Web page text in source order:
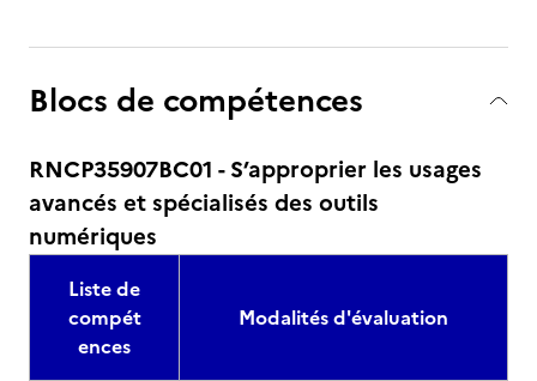
Blocs de compétences
RNCP35907BC01 - S’approprier les usages
avancés et spécialisés des outils
numériques
Liste de
compét
ences
Modalités d'évaluation